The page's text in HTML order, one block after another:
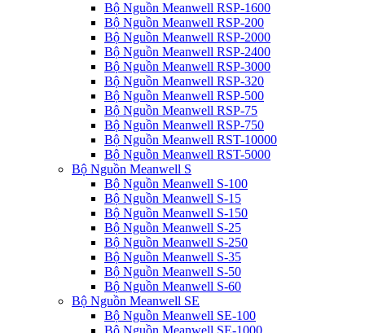
Bộ Nguồn Meanwell RSP-1600
Bộ Nguồn Meanwell RSP-200
Bộ Nguồn Meanwell RSP-2000
Bộ Nguồn Meanwell RSP-2400
Bộ Nguồn Meanwell RSP-3000
Bộ Nguồn Meanwell RSP-320
Bộ Nguồn Meanwell RSP-500
Bộ Nguồn Meanwell RSP-75
Bộ Nguồn Meanwell RSP-750
Bộ Nguồn Meanwell RST-10000
Bộ Nguồn Meanwell RST-5000
Bộ Nguồn Meanwell S
Bộ Nguồn Meanwell S-100
Bộ Nguồn Meanwell S-15
Bộ Nguồn Meanwell S-150
Bộ Nguồn Meanwell S-25
Bộ Nguồn Meanwell S-250
Bộ Nguồn Meanwell S-35
Bộ Nguồn Meanwell S-50
Bộ Nguồn Meanwell S-60
Bộ Nguồn Meanwell SE
Bộ Nguồn Meanwell SE-100
Bộ Nguồn Meanwell SE-1000